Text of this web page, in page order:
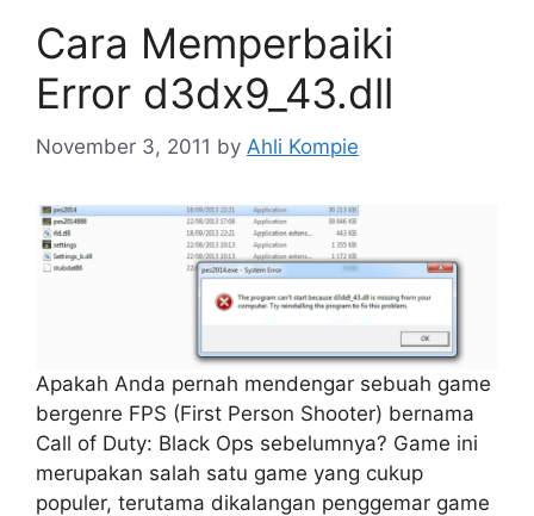
Cara Memperbaiki
Error d3dx9_43.dll
November 3, 2011 by Ahli Kompie
Apakah Anda pernah mendengar sebuah game
bergenre FPS (First Person Shooter) bernama
Call of Duty: Black Ops sebelumnya? Game ini
merupakan salah satu game yang cukup
populer, terutama dikalangan penggemar game